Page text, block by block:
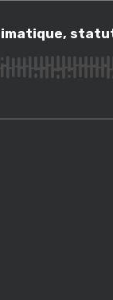
climatique, statut